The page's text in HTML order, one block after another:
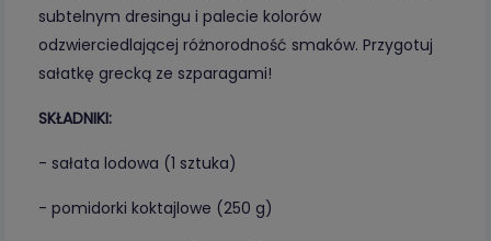
subtelnym dresingu i palecie kolorów
odzwierciedlającej różnorodność smaków. Przygotuj
sałatkę grecką ze szparagami!
SKŁADNIKI:
- sałata lodowa (1 sztuka)
- pomidorki koktajlowe (250 g)